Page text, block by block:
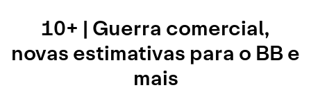
10+ | Guerra comercial,
novas estimativas para o BB e
mais